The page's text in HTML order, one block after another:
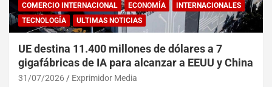
COMERCIO INTERNACIONAL ECONOMÍA
INTERNACIONALES
TECNOLOGÍA
ULTIMAS NOTICIAS
UE destina 11.400 millones de dólares a 7
gigafábricas de IA para alcanzar a EEUU y China
31/07/2026 Exprimidor Media